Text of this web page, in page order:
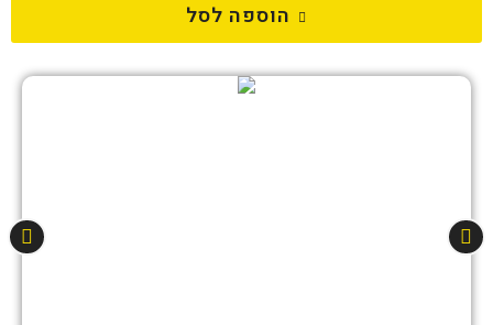
הוספה לסל